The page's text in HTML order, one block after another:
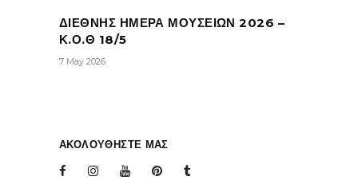
ΔΙΕΘΝΗΣ ΗΜΕΡΑ ΜΟΥΣΕΙΩΝ 2026 –
Κ.Ο.Θ 18/5
7 May 2026
ΑΚΟΛΟΥΘΗΣΤΕ ΜΑΣ